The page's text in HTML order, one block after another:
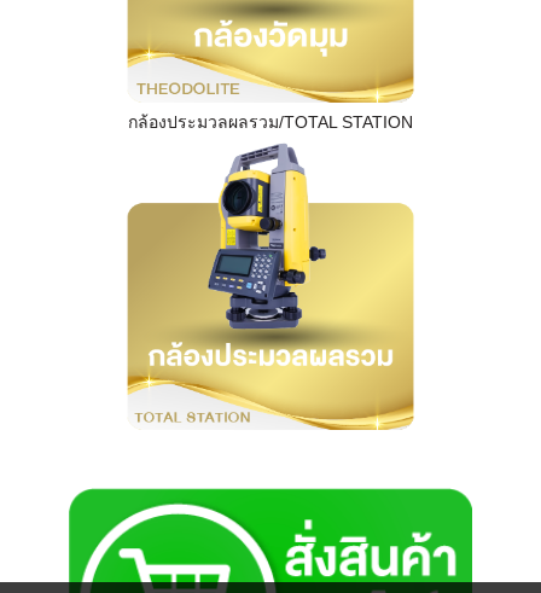
กล้องประมวลผลรวม/TOTAL STATION